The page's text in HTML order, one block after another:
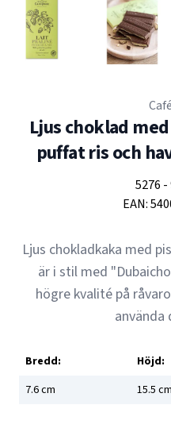
Ljus choklad
puffat ris och
5276 -
EAN:
Ljus chokladkaka med
är i stil med
högre kvalité på
använda
Bredd: Höjd:
7.6cm 15.5 cm